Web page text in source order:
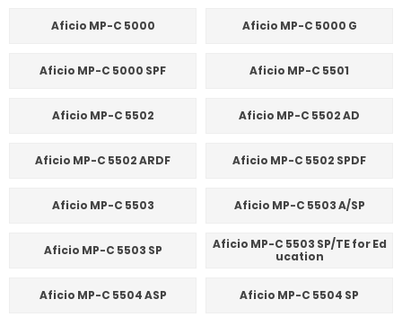
Aficio MP-C 5000 Aficio MP-C 5000 G
Aficio MP-C 5000 SPF Aficio MP-C 5501
Aficio MP-C 5502 Aficio MP-C 5502 AD
Aficio MP-C 5502 ARDF Aficio MP-C 5502 SPDF
Aficio MP-C 5503 Aficio MP-C 5503 A/SP
Aficio MP-C 5503 SP
Aficio MP-C 5503 SP/TE for Ed
ucation
Aficio MP-C 5504 ASP Aficio MP-C 5504 SP